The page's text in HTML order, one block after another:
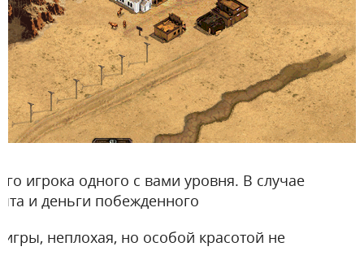
игрока одного с вами уровня. В случае
и деньги побежденного
неплохая, но особой красотой не